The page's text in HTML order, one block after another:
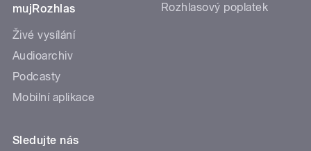
mujRozhlas
Živé vysílání
Audioarchiv
Podcasty
Mobilní aplikace
Rozhlasový poplatek
Sledujte nás